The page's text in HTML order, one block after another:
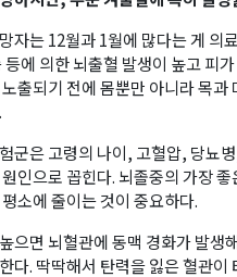
자는 12월과 1월에 많다는 게 의
등에 의한 뇌출혈 발생이 높고 피
출되기 전에 몸뿐만 아니라 목
군은 고령의 나이, 고혈압, 당뇨
인으로 꼽힌다. 뇌졸중의 가장
소에 줄이는 것이 중요하다.
으면 뇌혈관에 동맥 경화가 발생
다. 딱딱해서 탄력을 잃은 혈관